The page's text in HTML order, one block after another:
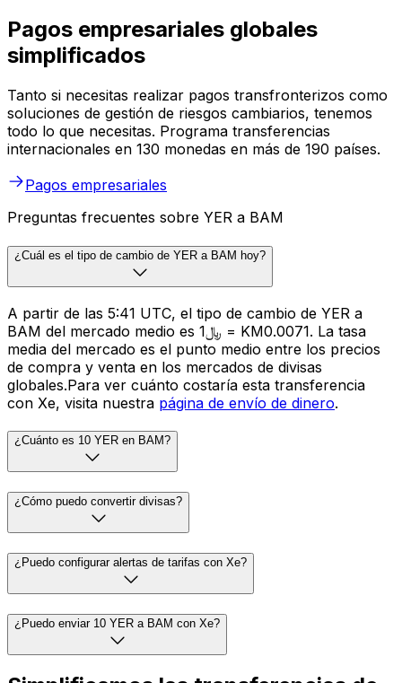
Pagos empresariales globales
simplificados
Tanto si necesitas realizar pagos transfronterizos como
soluciones de gestión de riesgos cambiarios, tenemos
todo lo que necesitas. Programa transferencias
internacionales en 130 monedas en más de 190 países.
Pagos empresariales
Preguntas frecuentes sobre YER a BAM
¿Cuál es el tipo de cambio de YER a BAM hoy?
A partir de las 5:41 UTC, el tipo de cambio de YER a
BAM del mercado medio es ﷼1 = KM0.0071. La tasa
media del mercado es el punto medio entre los precios
de compra y venta en los mercados de divisas
globales.Para ver cuánto costaría esta transferencia
con Xe, visita nuestra página de envío de dinero.
¿Cuánto es 10 YER en BAM?
¿Cómo puedo convertir divisas?
¿Puedo configurar alertas de tarifas con Xe?
¿Puedo enviar 10 YER a BAM con Xe?